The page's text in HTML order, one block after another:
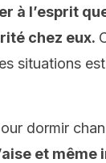
à l’esprit
chez eux.
situations
dormir
et même